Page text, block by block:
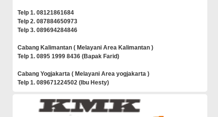
Telp 1. 08121861684
Telp 2. 087884650973
Telp 3. 089694284846
Cabang Kalimantan ( Melayani Area Kalimantan )
Telp 1. 0895 1999 8436 (Bapak Farid)
Cabang Yogjakarta ( Melayani Area yogjakarta )
Telp 1. 089671224502 (Ibu Hesty)